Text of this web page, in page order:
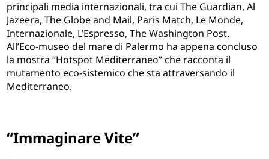
principali media internazionali, tra cui The Guardian, Al
Jazeera, The Globe and Mail, Paris Match, Le Monde,
Internazionale, L’Espresso, The Washington Post.
All’Eco-museo del mare di Palermo ha appena concluso
la mostra “Hotspot Mediterraneo” che racconta il
mutamento eco-sistemico che sta attraversando il
Mediterraneo.
“Immaginare Vite”